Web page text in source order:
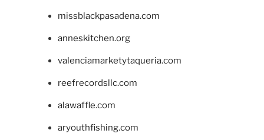
missblackpasadena.com
anneskitchen.org
valenciamarketytaqueria.com
reefrecordsllc.com
alawaffle.com
aryouthfishing.com